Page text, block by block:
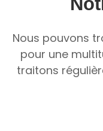
Nous pouvons
pour une
traitons